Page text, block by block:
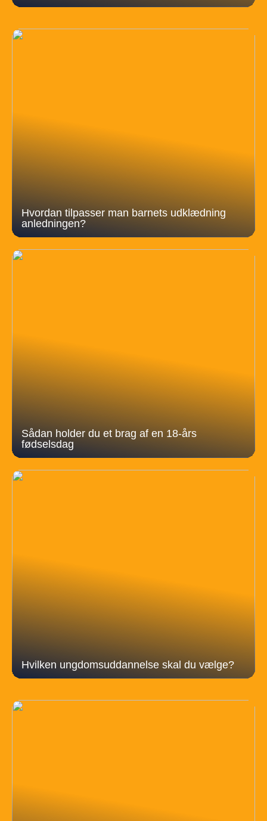
Hvordan tilpasser man barnets udklædning
anledningen?
Sådan holder du et brag af en 18-års
fødselsdag
Hvilken ungdomsuddannelse skal du vælge?